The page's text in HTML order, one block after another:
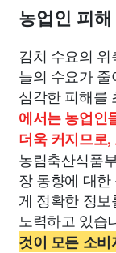
농업인 피해
김치 수요의
늘의 수요가
심각한 피해를
에서는 농업인
더욱 커지므로
농림축산식품
장 동향에 대
게 정확한 정
노력하고 있습
것이 모든 소